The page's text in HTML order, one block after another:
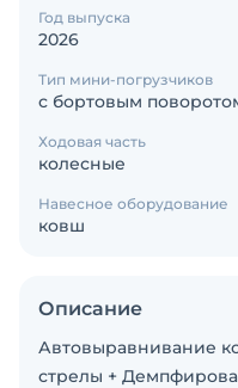
Год выпуска
2026
Тип мини-погрузчиков
с бортовым
Ходовая часть
колесные
Навесное оборудование
ковш
Описание
Автовыравнивание
стрелы +